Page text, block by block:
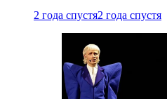
2 года спустя2 года спустя